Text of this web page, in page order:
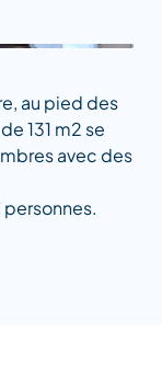
au pied des
131 m2 se
avec des
personnes.